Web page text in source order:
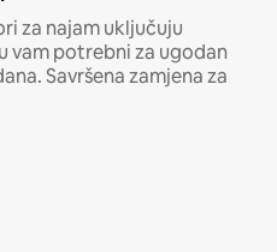
za najam uključuju
vam potrebni za ugodan
Savršena zamjena za